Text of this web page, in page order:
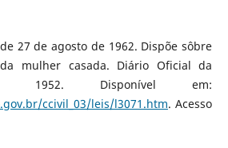
de 27 de agosto de 1962. Dispõe sôbre
mulher casada. Diário Oficial da
1952. Disponível em:
ccivil_03/leis/l3071.htm. Acesso